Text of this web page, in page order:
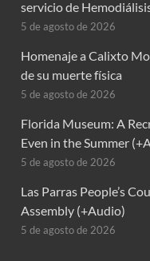
servicio de
5 de agosto de 2026
Homenaje a Calixto
de su muerte física
5 de agosto de 2026
Florida Museum: A
Even in the Summer
5 de agosto de 2026
Las Parras People’s
Assembly (+Audio)
5 de agosto de 2026